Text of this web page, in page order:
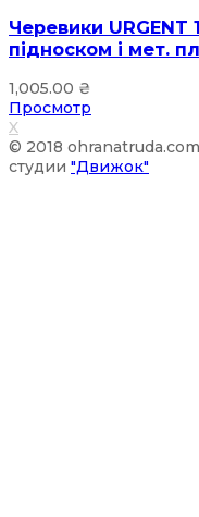
Черевики URGENT
підноском і мет.
1,005.00 ₴
Просмотр
X
© 2018
студии "Движок"